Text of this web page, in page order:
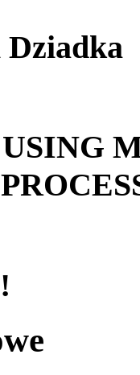
Dziadka